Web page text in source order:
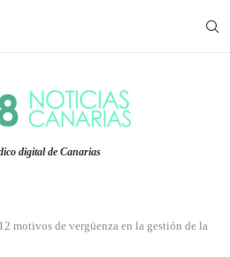
digital de Canarias
motivos de vergüenza en la gestión de la